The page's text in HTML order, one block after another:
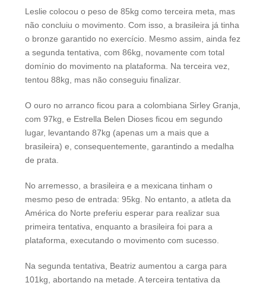
Leslie colocou o peso de 85kg como terceira meta, mas
não concluiu o movimento. Com isso, a brasileira já tinha
o bronze garantido no exercício. Mesmo assim, ainda fez
a segunda tentativa, com 86kg, novamente com total
domínio do movimento na plataforma. Na terceira vez,
tentou 88kg, mas não conseguiu finalizar.
O ouro no arranco ficou para a colombiana Sirley Granja,
com 97kg, e Estrella Belen Dioses ficou em segundo
lugar, levantando 87kg (apenas um a mais que a
brasileira) e, consequentemente, garantindo a medalha
de prata.
No arremesso, a brasileira e a mexicana tinham o
mesmo peso de entrada: 95kg. No entanto, a atleta da
América do Norte preferiu esperar para realizar sua
primeira tentativa, enquanto a brasileira foi para a
plataforma, executando o movimento com sucesso.
Na segunda tentativa, Beatriz aumentou a carga para
101kg, abortando na metade. A terceira tentativa da